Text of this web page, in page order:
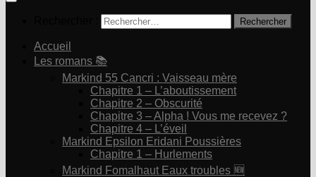
Accueil
Les romans 📚
Markind 55 Cancri : Vaisseau mère
Chapitre 1 – L’aboutissement
Chapitre 2 – Obscurité
Chapitre 3 – Alpha ! Vous me recevez ?
Chapitre 4 – L’éveil
Markind Epsilon Eridani Poussières
Chapitre 1 – Hurlements
Markind Fomalhaut Eaux troubles 🆕